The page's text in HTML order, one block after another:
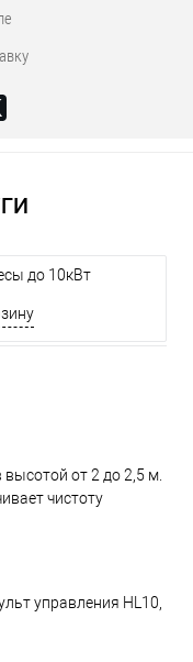
до 10кВт
от 2 до 2,5 м.
чистоту
управления HL10,